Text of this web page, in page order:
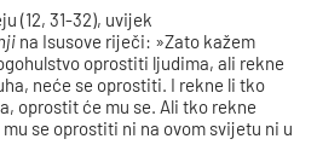
(12, 31-32), uvijek
na Isusove riječi: »Zato kažem
oprostiti ljudima, ali rekne
neće se oprostiti. I rekne li tko
oprostit će mu se. Ali tko rekne
se oprostiti ni na ovom svijetu ni u